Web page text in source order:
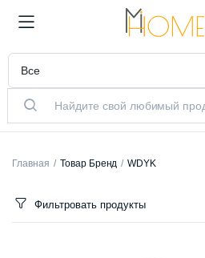
Главная Товар Бренд WDYK
Фильтровать продукты